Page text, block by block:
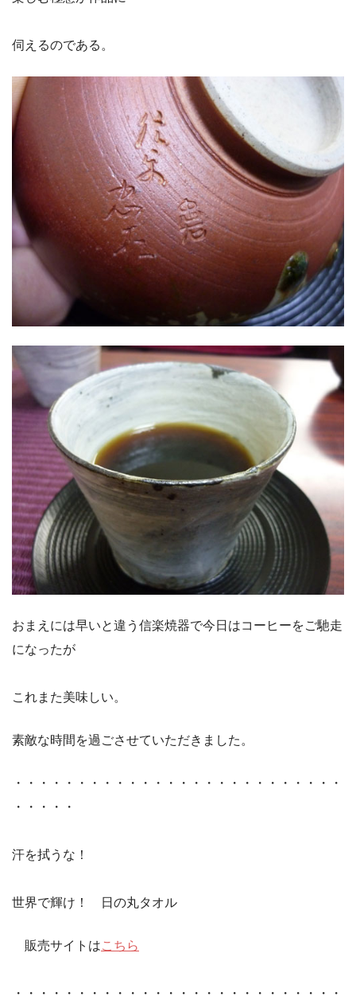
伺えるのである。
おまえには早いと違う信楽焼器で今日はコーヒーをご馳走
になったが
これまた美味しい。
素敵な時間を過ごさせていただきました。
・・・・・・・・・・・・・・・・・・・・・・・・・・
・・・・・
汗を拭うな！
世界で輝け！ 日の丸タオル
販売サイトはこちら
・・・・・・・・・・・・・・・・・・・・・・・・・・